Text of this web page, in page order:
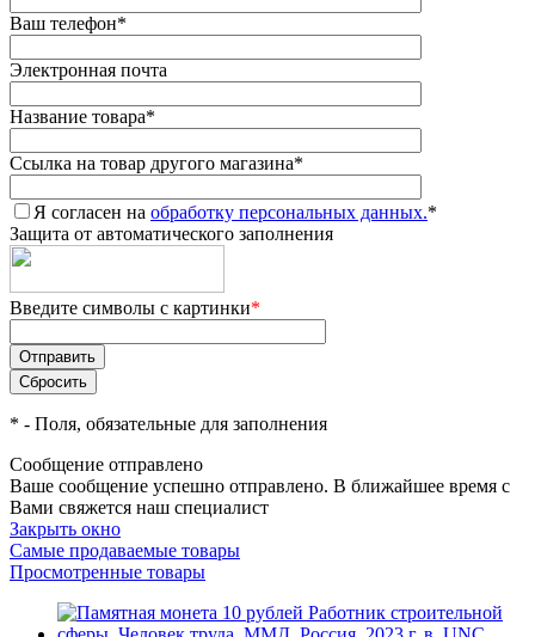
Ваш телефон*
Электронная почта
Название товара*
Ссылка на товар другого магазина*
Я согласен на обработку персональных данных.*
Защита от автоматического заполнения
Введите символы с картинки*
* - Поля, обязательные для заполнения
Сообщение отправлено
Ваше сообщение успешно отправлено. В ближайшее время с
Вами свяжется наш специалист
Закрыть окно
Самые продаваемые товары
Просмотренные товары